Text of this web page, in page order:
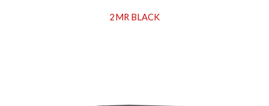
2MR BLACK